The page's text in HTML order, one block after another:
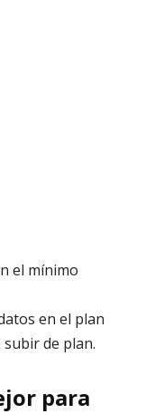
el mínimo
en el plan
subir de plan.
para